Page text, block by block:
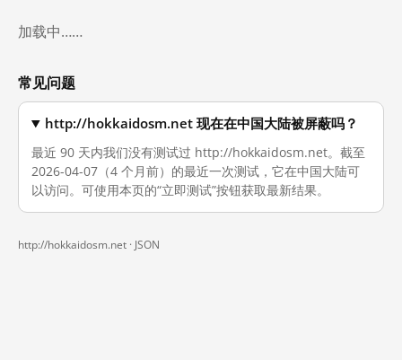
加载中……
常见问题
http://hokkaidosm.net 现在在中国大陆被屏蔽吗？
最近 90 天内我们没有测试过 http://hokkaidosm.net。截至
2026-04-07（4 个月前）的最近一次测试，它在中国大陆可
以访问。可使用本页的“立即测试”按钮获取最新结果。
http://hokkaidosm.net · JSON